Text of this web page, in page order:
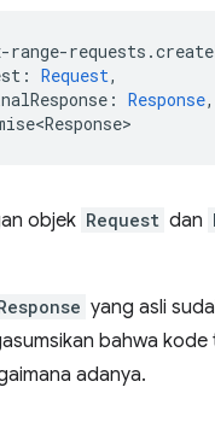
-range-requests .
: Request,
: Response,
objek Request dan
yang asli
bahwa
adanya.